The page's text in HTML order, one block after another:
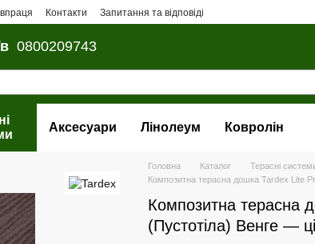
Контакти Запитання та відповіді
0800209743
Аксесуари Лінолеум Ковролін
Головна Каталог Терасні
Композитна терасна дошка Tardex Lite
Композитна терасна
(Пустотіла) Венге —